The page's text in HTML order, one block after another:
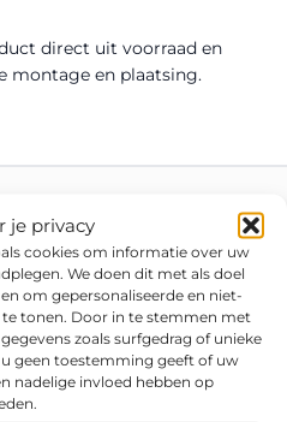
je privacy
cookies om informatie over uw
We doen dit met als doel
om gepersonaliseerde en niet-
tonen. Door in te stemmen met
zoals surfgedrag of unieke
u geen toestemming geeft of uw
nadelige invloed hebben op
direct uit voorraad en
montage en plaatsing.